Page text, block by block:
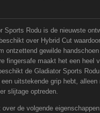
Sports Rodu is de nieuwste
over Hybrid Cut
ontzettend gewilde
fingersafe maakt het een heel
de Gladiator Sports
een uitstekende grip hebt,
slijtage optreden.
over de volgende